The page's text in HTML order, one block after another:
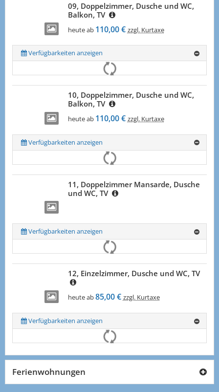
09, Doppelzimmer, Dusche und WC,
Balkon, TV
heute ab 110,00 € zzgl. Kurtaxe
Verfügbarkeiten anzeigen
10, Doppelzimmer, Dusche und WC,
Balkon, TV
heute ab 110,00 € zzgl. Kurtaxe
Verfügbarkeiten anzeigen
11, Doppelzimmer Mansarde, Dusche
und WC, TV
Verfügbarkeiten anzeigen
12, Einzelzimmer, Dusche und WC, TV
heute ab85,00 € zzgl. Kurtaxe
Verfügbarkeiten anzeigen
Ferienwohnungen